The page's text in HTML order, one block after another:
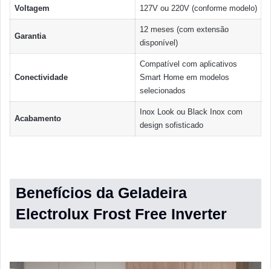
Voltagem 127V ou 220V (conforme modelo)
Garantia
12 meses (com extensão
disponível)
Conectividade
Compatível com aplicativos
Smart Home em modelos
selecionados
Acabamento
Inox Look ou Black Inox com
design sofisticado
Benefícios da Geladeira
Electrolux Frost Free Inverter